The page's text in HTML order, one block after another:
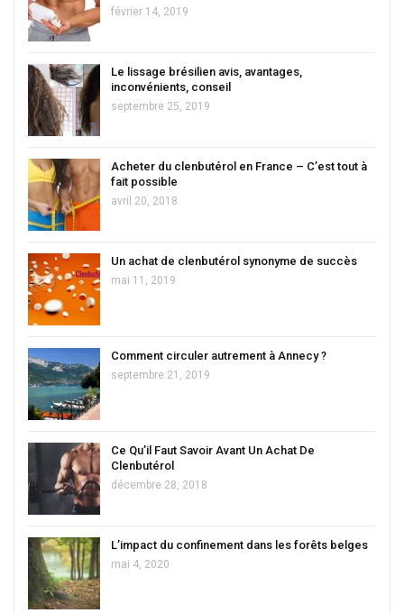
février 14, 2019
Le lissage brésilien avis, avantages,
inconvénients, conseil
septembre 25, 2019
Acheter du clenbutérol en France – C’est tout à
fait possible
avril 20, 2018
Un achat de clenbutérol synonyme de succès
mai 11, 2019
Comment circuler autrement à Annecy ?
septembre 21, 2019
Ce Qu’il Faut Savoir Avant Un Achat De
Clenbutérol
décembre 28, 2018
L’impact du confinement dans les forêts belges
mai 4, 2020